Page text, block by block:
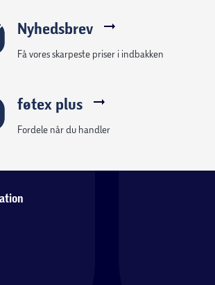
Nyhedsbrev
Få vores skarpeste priser i indbakken
føtex plus
Fordele når du handler